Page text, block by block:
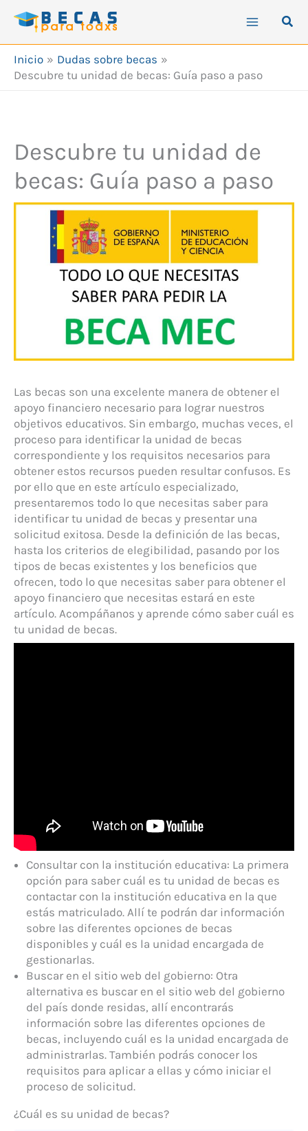
Inicio
Dudas sobre becas
Descubre tu unidad de becas: Guía paso a paso
Descubre tu unidad de
becas: Guía paso a paso
Las becas son una excelente manera de obtener el
apoyo financiero necesario para lograr nuestros
objetivos educativos. Sin embargo, muchas veces, el
proceso para identificar la unidad de becas
correspondiente y los requisitos necesarios para
obtener estos recursos pueden resultar confusos. Es
por ello que en este artículo especializado,
presentaremos todo lo que necesitas saber para
identificar tu unidad de becas y presentar una
solicitud exitosa. Desde la definición de las becas,
hasta los criterios de elegibilidad, pasando por los
tipos de becas existentes y los beneficios que
ofrecen, todo lo que necesitas saber para obtener el
apoyo financiero que necesitas estará en este
artículo. Acompáñanos y aprende cómo saber cuál es
tu unidad de becas.
Consultar con la institución educativa: La primera
opción para saber cuál es tu unidad de becas es
contactar con la institución educativa en la que
estás matriculado. Allí te podrán dar información
sobre las diferentes opciones de becas
disponibles y cuál es la unidad encargada de
gestionarlas.
Buscar en el sitio web del gobierno: Otra
alternativa es buscar en el sitio web del gobierno
del país donde residas, allí encontrarás
información sobre las diferentes opciones de
becas, incluyendo cuál es la unidad encargada de
administrarlas. También podrás conocer los
requisitos para aplicar a ellas y cómo iniciar el
proceso de solicitud.
¿Cuál es su unidad de becas?